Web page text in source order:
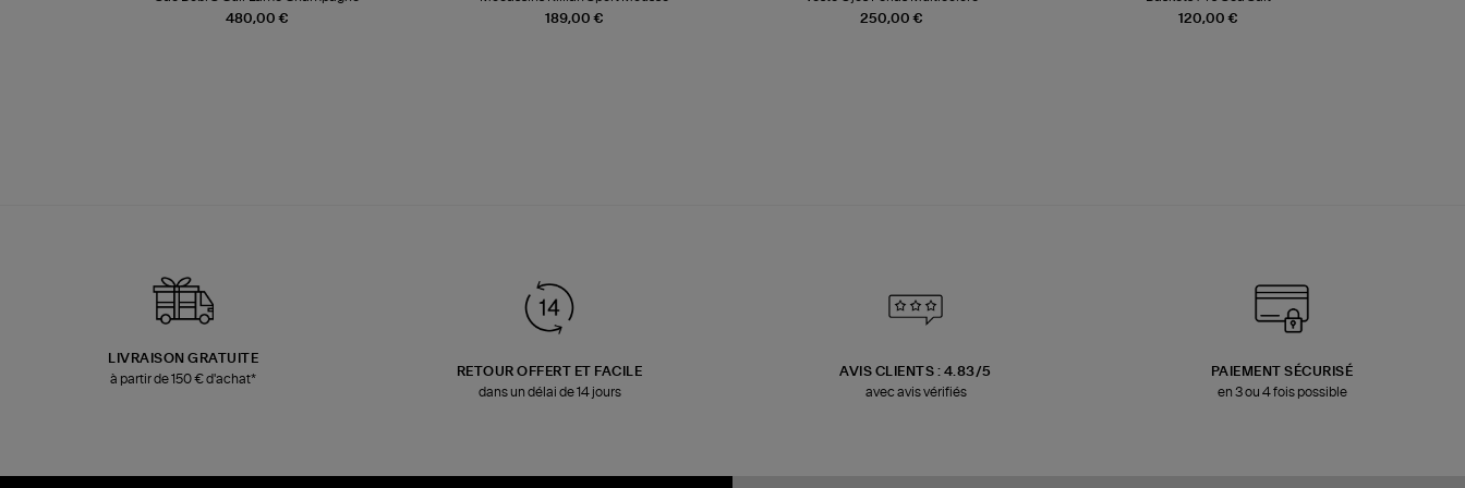
480,00 €
189,00 € 250,00 €
120,00 €
LIVRAISON GRATUITE
à partir de 150 € d'achat*
RETOUR OFFERT ET FACILE
dans un délai de 14 jours
AVIS CLIENTS : 4.83/5
avec avis vérifiés
PAIEMENT SÉCURISÉ
en 3 ou 4 fois possible